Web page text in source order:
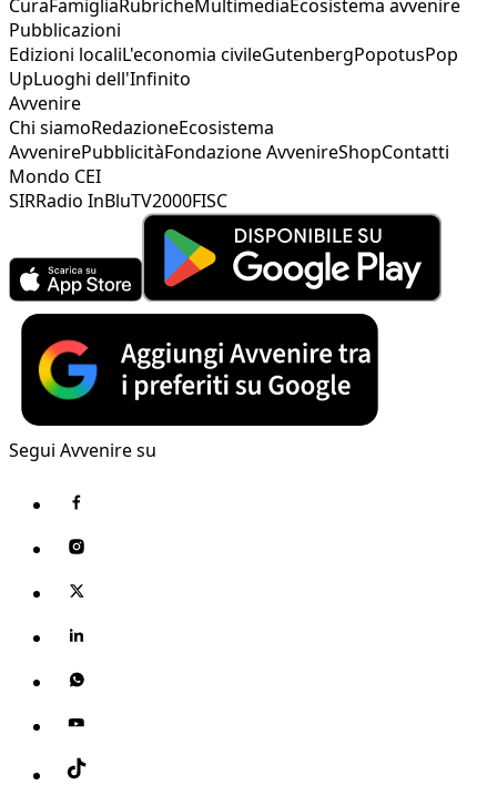
CuraFamigliaRubricheMultimediaEcosistema avvenire
Pubblicazioni
Edizioni localiL'economia civileGutenbergPopotusPop
UpLuoghi dell'Infinito
Avvenire
Chi siamoRedazioneEcosistema
AvvenirePubblicitàFondazione AvvenireShopContatti
Mondo CEI
SIRRadio InBluTV2000FISC
Segui Avvenire su